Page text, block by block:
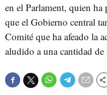
en el Parlament, quien ha
que el Gobierno central
Comité que ha afeado la
aludido a una cantidad